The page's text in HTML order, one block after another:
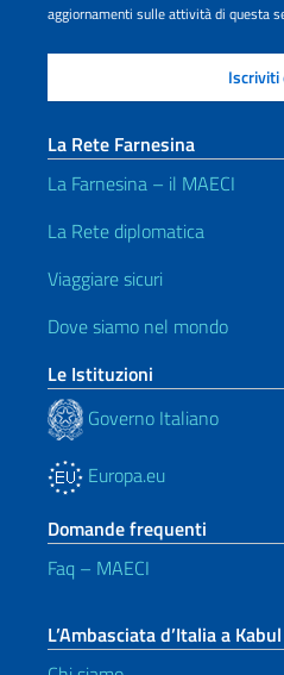
aggiornamenti sulle attività di questa
La Rete Farnesina
La Farnesina – il MAECI
La Rete diplomatica
Viaggiare sicuri
Dove siamo nel mondo
Le Istituzioni
Governo Italiano
Europa.eu
Domande frequenti
Faq – MAECI
L’Ambasciata d’Italia a Kabul